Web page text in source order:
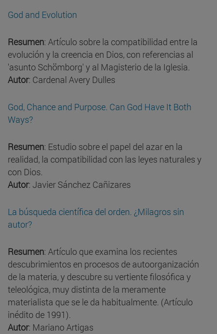
God and Evolution
Resumen: Artículo sobre la compatibilidad entre la
evolución y la creencia en Dios, con referencias al
'asunto Schömborg' y al Magisterio de la Iglesia.
Autor: Cardenal Avery Dulles
God, Chance and Purpose. Can God Have It Both
Ways?
Resumen: Estudio sobre el papel del azar en la
realidad, la compatibilidad con las leyes naturales y
con Dios.
Autor: Javier Sánchez Cañizares
La búsqueda científica del orden. ¿Milagros sin
autor?
Resumen: Artículo que examina los recientes
descubrimientos en procesos de autoorganización
de la materia, y descubre su vertiente filosófica y
teleológica, muy distinta de la meramente
materialista que se le da habitualmente. (Artículo
inédito de 1991).
Autor: Mariano Artigas